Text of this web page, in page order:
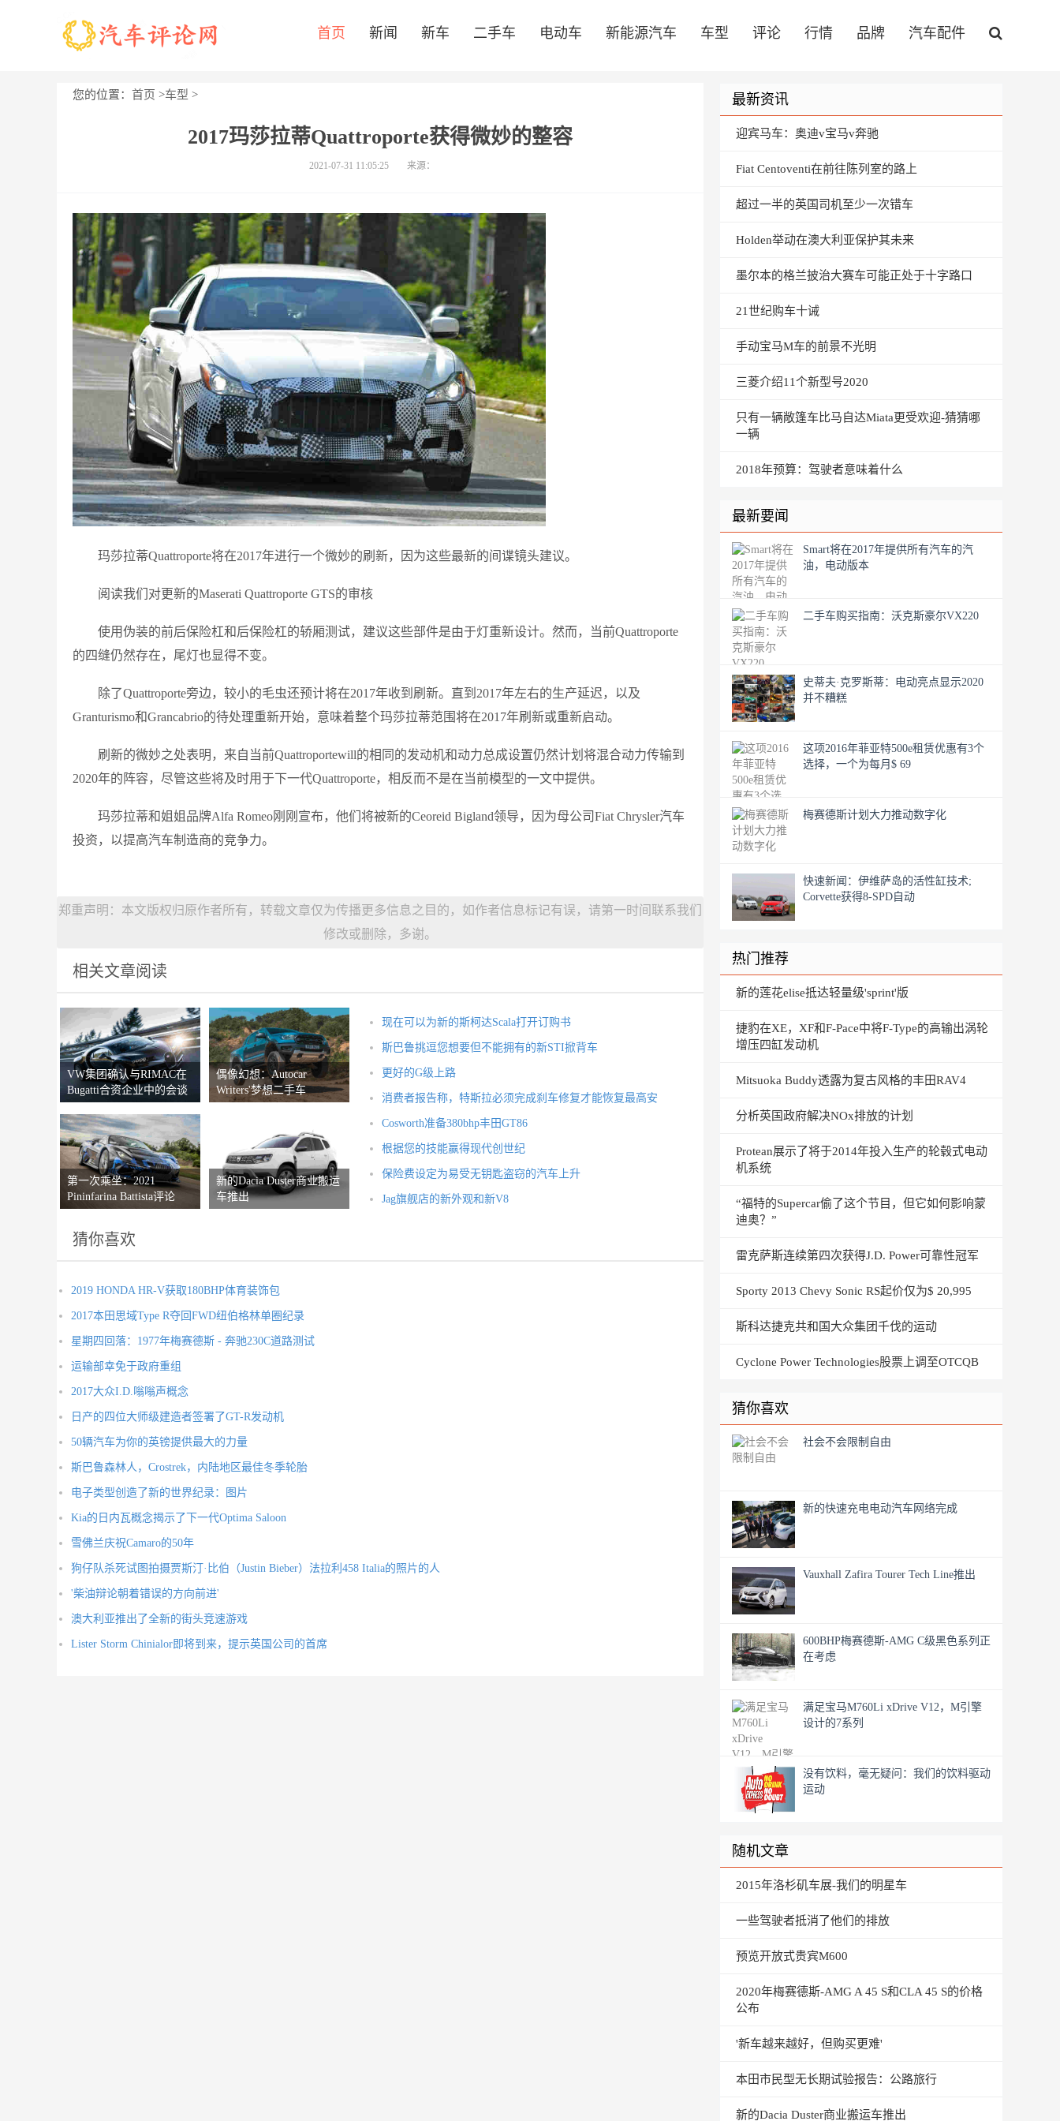
首页 新闻 新车 二手车 电动车 新能源汽车 车型 评论 行情 品牌 汽车配件
您的位置： 首页 >车型 >
2017玛莎拉蒂Quattroporte获得微妙的整容
2021-07-31 11:05:25 来源：
玛莎拉蒂Quattroporte将在2017年进行一个微妙的刷新，因为这些最新的间谍镜头建议。
阅读我们对更新的Maserati Quattroporte GTS的审核
使用伪装的前后保险杠和后保险杠的轿厢测试，建议这些部件是由于灯重新设计。然而，当前Quattroporte
的四缝仍然存在，尾灯也显得不变。
除了Quattroporte旁边，较小的毛虫还预计将在2017年收到刷新。直到2017年左右的生产延迟，以及
Granturismo和Grancabrio的待处理重新开始，意味着整个玛莎拉蒂范围将在2017年刷新或重新启动。
刷新的微妙之处表明，来自当前Quattroportewill的相同的发动机和动力总成设置仍然计划将混合动力传输到
2020年的阵容，尽管这些将及时用于下一代Quattroporte，相反而不是在当前模型的一文中提供。
玛莎拉蒂和姐姐品牌Alfa Romeo刚刚宣布，他们将被新的Ceoreid Bigland领导，因为母公司Fiat Chrysler汽车
投资，以提高汽车制造商的竞争力。
郑重声明：本文版权归原作者所有，转载文章仅为传播更多信息之目的，如作者信息标记有误，请第一时间联系我们
修改或删除，多谢。
相关文章阅读
VW集团确认与RIMAC在
Bugatti合资企业中的会谈
偶像幻想：Autocar
Writers'梦想二手车
第一次乘坐：2021
Pininfarina Battista评论
新的Dacia Duster商业搬运
车推出
现在可以为新的斯柯达Scala打开订购书
斯巴鲁挑逗您想要但不能拥有的新STI掀背车
更好的G级上路
消费者报告称，特斯拉必须完成刹车修复才能恢复最高安
Cosworth准备380bhp丰田GT86
根据您的技能赢得现代创世纪
保险费设定为易受无钥匙盗窃的汽车上升
Jag旗舰店的新外观和新V8
猜你喜欢
2019 HONDA HR-V获取180BHP体育装饰包
2017本田思域Type R夺回FWD纽伯格林单圈纪录
星期四回落：1977年梅赛德斯 - 奔驰230C道路测试
运输部幸免于政府重组
2017大众I.D.嗡嗡声概念
日产的四位大师级建造者签署了GT-R发动机
50辆汽车为你的英镑提供最大的力量
斯巴鲁森林人，Crostrek，内陆地区最佳冬季轮胎
电子类型创造了新的世界纪录：图片
Kia的日内瓦概念揭示了下一代Optima Saloon
雪佛兰庆祝Camaro的50年
狗仔队杀死试图拍摄贾斯汀·比伯（Justin Bieber）法拉利458 Italia的照片的人
'柴油辩论朝着错误的方向前进'
澳大利亚推出了全新的街头竞速游戏
Lister Storm Chinialor即将到来，提示英国公司的首席
最新资讯
迎宾马车：奥迪v宝马v奔驰
Fiat Centoventi在前往陈列室的路上
超过一半的英国司机至少一次错车
Holden举动在澳大利亚保护其未来
墨尔本的格兰披治大赛车可能正处于十字路口
21世纪购车十诫
手动宝马M车的前景不光明
三菱介绍11个新型号2020
只有一辆敞篷车比马自达Miata更受欢迎-猜猜哪
一辆
2018年预算：驾驶者意味着什么
最新要闻
Smart将在2017年提供所有汽车的汽
油，电动版本
二手车购买指南：沃克斯豪尔VX220
史蒂夫·克罗斯蒂：电动亮点显示2020
并不糟糕
这项2016年菲亚特500e租赁优惠有3个
选择，一个为每月$ 69
梅赛德斯计划大力推动数字化
快速新闻：伊维萨岛的活性缸技术;
Corvette获得8-SPD自动
热门推荐
新的莲花elise抵达轻量级'sprint'版
捷豹在XE，XF和F-Pace中将F-Type的高输出涡轮
增压四缸发动机
Mitsuoka Buddy透露为复古风格的丰田RAV4
分析英国政府解决NOx排放的计划
Protean展示了将于2014年投入生产的轮毂式电动
机系统
“福特的Supercar偷了这个节目，但它如何影响蒙
迪奥？”
雷克萨斯连续第四次获得J.D. Power可靠性冠军
Sporty 2013 Chevy Sonic RS起价仅为$ 20,995
斯科达捷克共和国大众集团千伐的运动
Cyclone Power Technologies股票上调至OTCQB
猜你喜欢
社会不会限制自由
新的快速充电电动汽车网络完成
Vauxhall Zafira Tourer Tech Line推出
600BHP梅赛德斯-AMG C级黑色系列正
在考虑
满足宝马M760Li xDrive V12，M引擎
设计的7系列
没有饮料，毫无疑问：我们的饮料驱动
运动
随机文章
2015年洛杉矶车展-我们的明星车
一些驾驶者抵消了他们的排放
预览开放式贵宾M600
2020年梅赛德斯-AMG A 45 S和CLA 45 S的价格
公布
'新车越来越好，但购买更难'
本田市民型无长期试验报告：公路旅行
新的Dacia Duster商业搬运车推出